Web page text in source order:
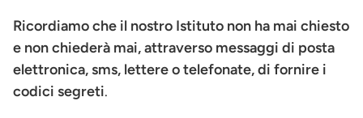
Ricordiamo che il nostro Istituto non ha mai chiesto
e non chiederà mai, attraverso messaggi di posta
elettronica, sms, lettere o telefonate, di fornire i
codici segreti.